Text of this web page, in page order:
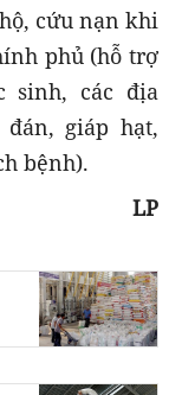
cứu nạn khi
phủ (hỗ trợ
sinh, các địa
giáp hạt,
bệnh).
LP